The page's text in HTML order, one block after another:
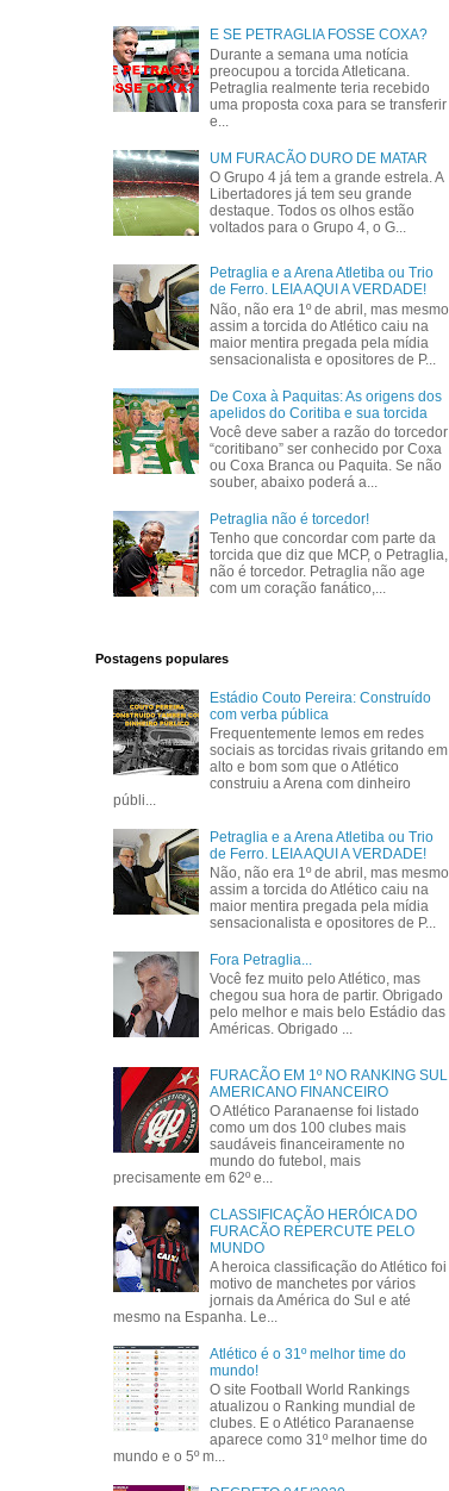
E SE PETRAGLIA FOSSE COXA?
Durante a semana uma notícia
preocupou a torcida Atleticana.
Petraglia realmente teria recebido
uma proposta coxa para se transferir
e...
UM FURACÃO DURO DE MATAR
O Grupo 4 já tem a grande estrela. A
Libertadores já tem seu grande
destaque. Todos os olhos estão
voltados para o Grupo 4, o G...
Petraglia e a Arena Atletiba ou Trio
de Ferro. LEIA AQUI A VERDADE!
Não, não era 1º de abril, mas mesmo
assim a torcida do Atlético caiu na
maior mentira pregada pela mídia
sensacionalista e opositores de P...
De Coxa à Paquitas: As origens dos
apelidos do Coritiba e sua torcida
Você deve saber a razão do torcedor
“coritibano” ser conhecido por Coxa
ou Coxa Branca ou Paquita. Se não
souber, abaixo poderá a...
Petraglia não é torcedor!
Tenho que concordar com parte da
torcida que diz que MCP, o Petraglia,
não é torcedor. Petraglia não age
com um coração fanático,...
Postagens populares
Estádio Couto Pereira: Construído
com verba pública
Frequentemente lemos em redes
sociais as torcidas rivais gritando em
alto e bom som que o Atlético
construiu a Arena com dinheiro
públi...
Petraglia e a Arena Atletiba ou Trio
de Ferro. LEIA AQUI A VERDADE!
Não, não era 1º de abril, mas mesmo
assim a torcida do Atlético caiu na
maior mentira pregada pela mídia
sensacionalista e opositores de P...
Fora Petraglia...
Você fez muito pelo Atlético, mas
chegou sua hora de partir. Obrigado
pelo melhor e mais belo Estádio das
Américas. Obrigado ...
FURACÃO EM 1º NO RANKING SUL
AMERICANO FINANCEIRO
O Atlético Paranaense foi listado
como um dos 100 clubes mais
saudáveis financeiramente no
mundo do futebol, mais
precisamente em 62º e...
CLASSIFICAÇÃO HERÓICA DO
FURACÃO REPERCUTE PELO
MUNDO
A heroica classificação do Atlético foi
motivo de manchetes por vários
jornais da América do Sul e até
mesmo na Espanha. Le...
Atlético é o 31º melhor time do
mundo!
O site Football World Rankings
atualizou o Ranking mundial de
clubes. E o Atlético Paranaense
aparece como 31º melhor time do
mundo e o 5º m...